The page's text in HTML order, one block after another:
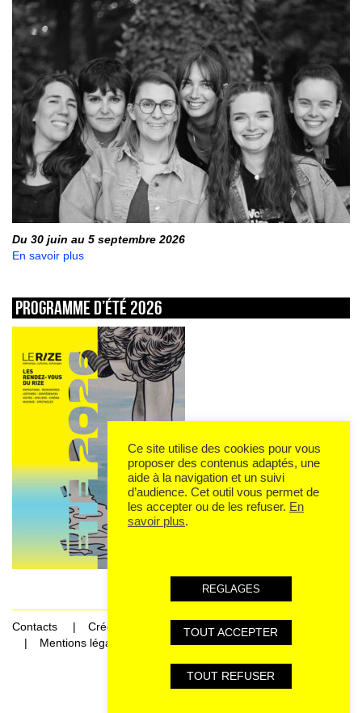
Du 30 juin au 5 septembre 2026
En savoir plus
Programme d’été 2026
Contacts
Crédits
Mentions légales et données personnelles
Ce site utilise des cookies pour vous
proposer des contenus adaptés, une
aide à la navigation et un suivi
d’audience. Cet outil vous permet de
les accepter ou de les refuser. En
savoir plus.
REGLAGES
TOUT ACCEPTER
TOUT REFUSER